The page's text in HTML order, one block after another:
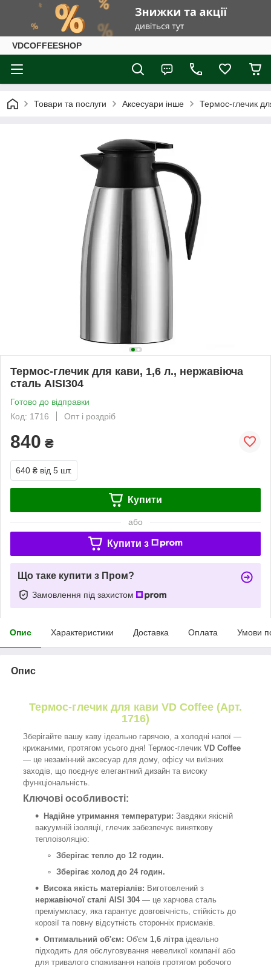
VDCOFFEESHOP
Товари та послуги Аксесуари інше Термос-глечик
Термос-глечик для кави, 1,6 л., нержавіюча
сталь AISI304
Готово до відправки
Код: 1716
Опт і роздріб
840 ₴
640 ₴ від 5 шт.
Купити
або
Купити з
Що таке купити з Пром?
Замовлення під захистом
Опис Характеристики Доставка Оплата Умови
Опис
Термос-глечик для кави VD Coffee (Арт.
1716)
Зберігайте вашу каву ідеально гарячою, а холодні напої —
крижаними, протягом усього дня! Термос-глечик VD Coffee
— це незамінний аксесуар для дому, офісу чи виїзних
заходів, що поєднує елегантний дизайн та високу
функціональність.
Ключові особливості:
Надійне утримання температури: Завдяки якісній
вакуумній ізоляції, глечик забезпечує виняткову
теплоізоляцію:
Зберігає тепло до 12 годин.
Зберігає холод до 24 годин.
Висока якість матеріалів: Виготовлений з
нержавіючої сталі AISI 304— це харчова сталь
преміумкласу, яка гарантує довговічність, стійкість до
корозії та повну відсутність сторонніх присмаків.
Оптимальний об'єм: Об'єм 1,6 літра ідеально
підходить для обслуговування невеликої компанії або
для тривалого споживання напоїв протягом робочого